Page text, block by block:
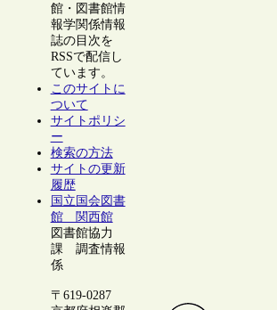
館・図書館情
報学関係情報
誌の目次を
RSSで配信し
ています。
このサイトに
ついて
サイトポリシ
ー
検索の方法
サイトの更新
履歴
国立国会図書
館 関西館
図書館協力
課 調査情報
係
〒619-0287